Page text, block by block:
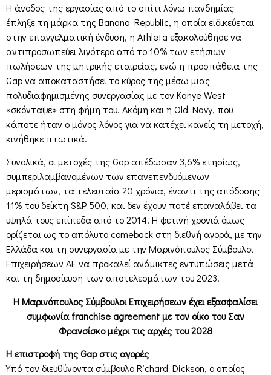
Η άνοδος της εργασίας από το σπίτι λόγω πανδημίας
έπληξε τη μάρκα της Banana Republic, η οποία ειδικεύεται
στην επαγγελματική ένδυση, η Athleta εξακολούθησε να
αντιπροσωπεύει λιγότερο από το 10% των ετήσιων
πωλήσεων της μητρικής εταιρείας, ενώ η προσπάθεια της
Gap να αποκαταστήσει το κύρος της μέσω μιας
πολυδιαφημισμένης συνεργασίας με τον Kanye West
«σκόνταψε» στη φήμη του. Ακόμη και η Old Navy, που
κάποτε ήταν ο μόνος λόγος για να κατέχει κανείς τη μετοχή,
κινήθηκε πτωτικά.
Συνολικά, οι μετοχές της Gap απέδωσαν 3,6% ετησίως,
συμπεριλαμβανομένων των επανεπενδυόμενων
μερισμάτων, τα τελευταία 20 χρόνια, έναντι της απόδοσης
11% του δείκτη S&P 500, και δεν έχουν ποτέ επαναλάβει τα
υψηλά τους επίπεδα από το 2014. Η φετινή χρονιά όμως
ορίζεται ως το απόλυτο comeback στη διεθνή αγορά, με την
Ελλάδα και τη συνεργασία με την Μαρινόπουλος Σύμβουλοι
Επιχειρήσεων ΑΕ να προκαλεί ανάμικτες εντυπώσεις μετά
και τη δημοσίευση των αποτελεσμάτων του 2023.
Η Μαρινόπουλος Σύμβουλοι Επιχειρήσεων έχει εξασφαλίσει
συμφωνία franchise agreement με τον οίκο του Σαν
Φρανσίσκο μέχρι τις αρχές του 2028
Η επιστροφή της Gap στις αγορές
Υπό τον διευθύνοντα σύμβουλο Richard Dickson, ο οποίος